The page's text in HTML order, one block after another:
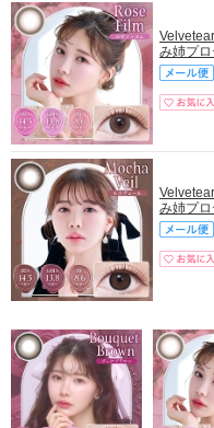
み姉プロ
み姉プロ